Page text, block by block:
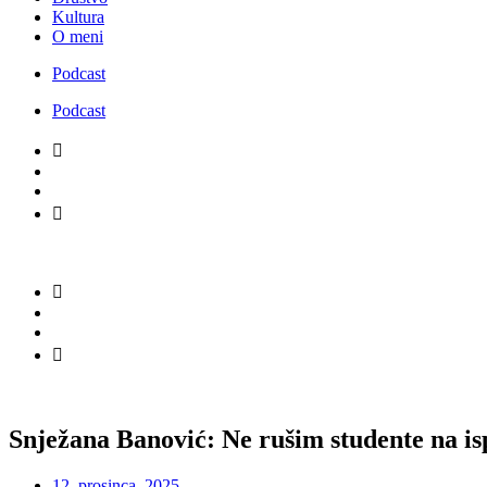
Kultura
O meni
Podcast
Podcast
Snježana Banović: Ne rušim studente na